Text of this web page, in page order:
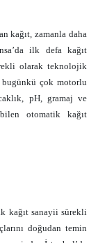
kağıt, zamanla daha
ilk defa kağıt
olarak teknolojik
çok motorlu
pH, gramaj ve
otomatik kağıt
kağıt sanayii sürekli
doğudan temin